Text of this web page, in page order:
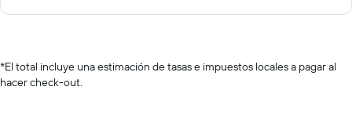
*El total incluye una estimación de tasas e impuestos locales a pagar al
hacer check-out.